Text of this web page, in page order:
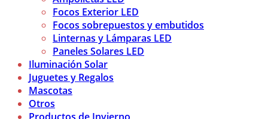
Focos Exterior LED
Focos sobrepuestos y embutidos
Linternas y Lámparas LED
Paneles Solares LED
Iluminación Solar
Juguetes y Regalos
Mascotas
Otros